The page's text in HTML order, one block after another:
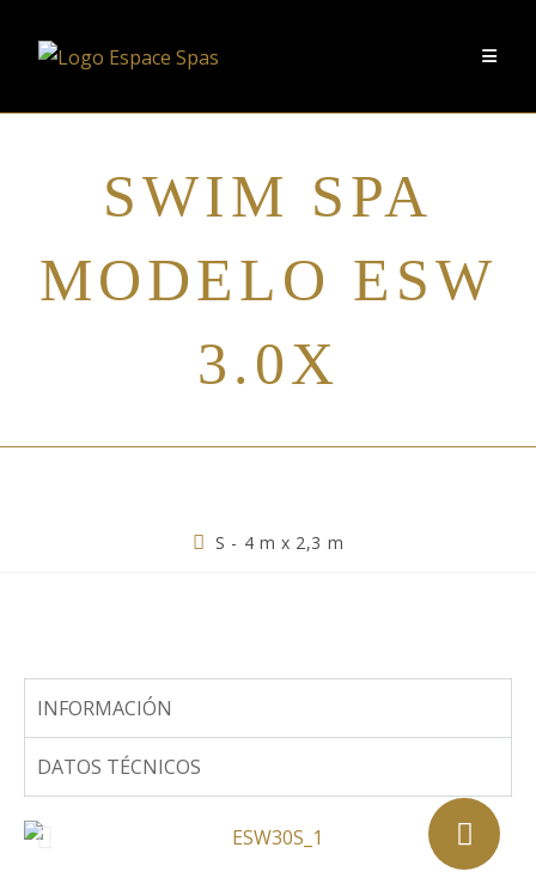
SWIM SPA
MODELO ESW
3.0X
S - 4 m x 2,3 m
INFORMACIÓN
DATOS TÉCNICOS